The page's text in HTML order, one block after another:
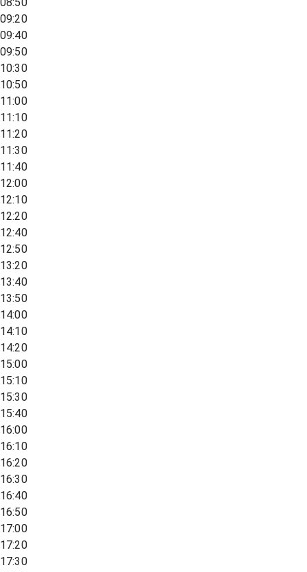
08:50
09:20
09:40
09:50
10:30
10:50
11:00
11:10
11:20
11:30
11:40
12:00
12:10
12:20
12:40
12:50
13:20
13:40
13:50
14:00
14:10
14:20
15:00
15:10
15:30
15:40
16:00
16:10
16:20
16:30
16:40
16:50
17:00
17:20
17:30